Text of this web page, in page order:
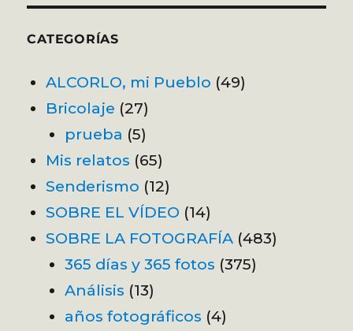
CATEGORÍAS
ALCORLO, mi Pueblo (49)
Bricolaje (27)
prueba (5)
Mis relatos (65)
Senderismo (12)
SOBRE EL VÍDEO (14)
SOBRE LA FOTOGRAFÍA (483)
365 días y 365 fotos (375)
Análisis (13)
años fotográficos (4)